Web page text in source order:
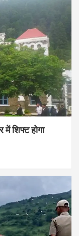
में शिफ्ट होगा